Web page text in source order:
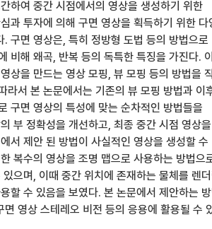
하여 중간 시점에서의 영상을 생성하기 위한
과 투자에 의해 구면 영상을 획득하기 위한 다
구면 영상은, 특히 정방형 도법 등의 방법으로
비해 왜곡, 반복 등의 독특한 특징을 가진다.
상을 만드는 영상 모핑, 뷰 모핑 등의 방법을
라서 본 논문에서는 기존의 뷰 모핑 방법과 이
구면 영상의 특성에 맞는 순차적인 방법들을
부 정확성을 개선하고, 최종 중간 시점 영상을
서 제안 된 방법이 사실적인 영상을 생성할 수
복수의 영상을 조명 맵으로 사용하는 방법으
으며, 이때 중간 위치에 존재하는 물체를 렌
할 수 있음을 보였다. 본 논문에서 제안하는
영상 스테레오 비전 등의 응용에 활용될 수